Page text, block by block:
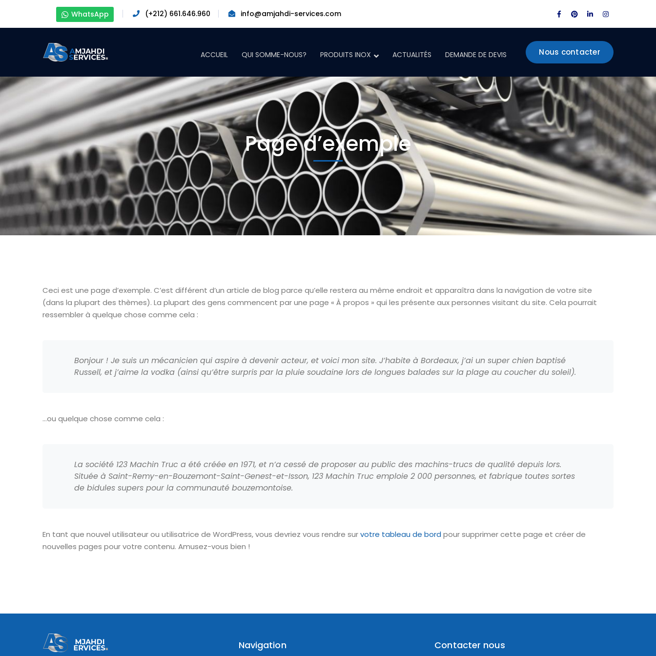
WhatsApp (+212) 661.646.960 info@amjahdi-services.com
Facebook
Profile
Pinterest
Profile
LinkedIn
Profile
Instagram
Profile
Nous contacter
ACCUEIL QUI SOMME-NOUS? PRODUITS INOX ACTUALITÉS DEMANDE DE DEVIS
Page d’exemple
Ceci est une page d’exemple. C’est différent d’un article de blog parce qu’elle restera au même endroit et apparaîtra dans la navigation de votre site
(dans la plupart des thèmes). La plupart des gens commencent par une page « À propos » qui les présente aux personnes visitant du site. Cela pourrait
ressembler à quelque chose comme cela :
Bonjour ! Je suis un mécanicien qui aspire à devenir acteur, et voici mon site. J’habite à Bordeaux, j’ai un super chien baptisé
Russell, et j’aime la vodka (ainsi qu’être surpris par la pluie soudaine lors de longues balades sur la plage au coucher du soleil).
…ou quelque chose comme cela :
La société 123 Machin Truc a été créée en 1971, et n’a cessé de proposer au public des machins-trucs de qualité depuis lors.
Située à Saint-Remy-en-Bouzemont-Saint-Genest-et-Isson, 123 Machin Truc emploie 2 000 personnes, et fabrique toutes sortes
de bidules supers pour la communauté bouzemontoise.
En tant que nouvel utilisateur ou utilisatrice de WordPress, vous devriez vous rendre survotre tableau de bord pour supprimer cette page et créer de
nouvelles pages pour votre contenu. Amusez-vous bien !
Navigation Contacter nous